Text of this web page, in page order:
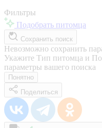
Фильтры
Подобрать питомца
Сохранить поиск
Невозможно сохранить
Укажите Тип питомца и
параметры вашего поиска
Понятно
Поделиться